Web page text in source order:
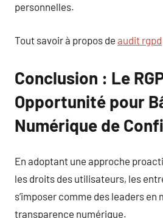
personnelles.
Tout savoir à propos de audit rgpd
Conclusion : Le
Opportunité pour
Numérique de
En adoptant une approche
les droits des utilisateurs, les
s’imposer comme des leaders en
transparence numérique.